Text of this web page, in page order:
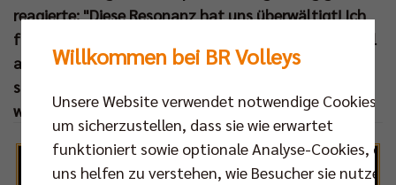
reagierte: "Diese Resonanz hat uns überwältigt! Ich
freue mich daher, dass wir unser Budget noch einmal
aufstocken konnten und damit nicht nur 1000
sondern fast 1500 Teile an die Nachwuchssportler
weitergeben."
Willkommen bei BR Volleys
Unsere Website verwendet notwendige Cookies,
um sicherzustellen, dass sie wie erwartet
funktioniert sowie optionale Analyse-Cookies, die
uns helfen zu verstehen, wie Besucher sie nutzen,